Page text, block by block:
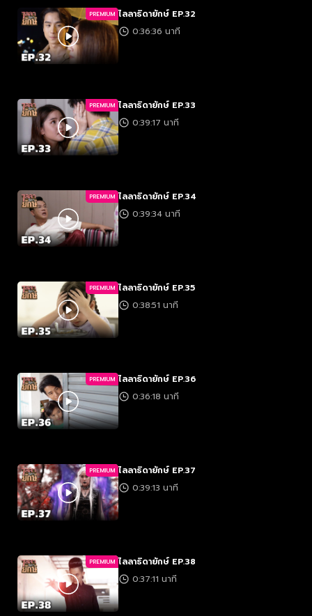
PREMIUM ไลลาธิดายักษ์ EP.32
0:36:36 นาที
PREMIUM ไลลาธิดายักษ์ EP.33
0:39:17 นาที
PREMIUM ไลลาธิดายักษ์ EP.34
0:39:34 นาที
PREMIUM ไลลาธิดายักษ์ EP.35
0:38:51 นาที
PREMIUM ไลลาธิดายักษ์ EP.36
0:36:18 นาที
PREMIUM ไลลาธิดายักษ์ EP.37
0:39:13 นาที
PREMIUM ไลลาธิดายักษ์ EP.38
0:37:11 นาที